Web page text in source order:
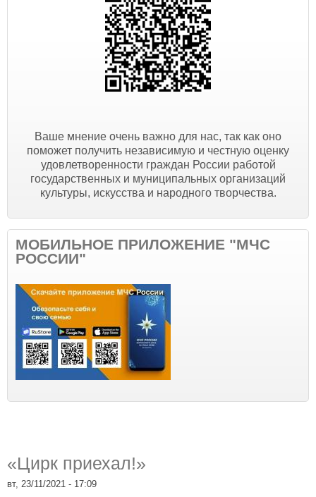
Ваше мнение очень важно для нас, так как оно
поможет получить независимую и честную оценку
удовлетворенности граждан России работой
государственных и муниципальных организаций
культуры, искусства и народного творчества.
МОБИЛЬНОЕ ПРИЛОЖЕНИЕ "МЧС
РОССИИ"
«Цирк приехал!»
вт, 23/11/2021 - 17:09